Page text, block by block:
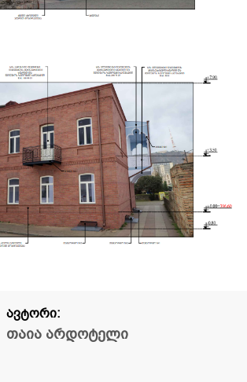
ავტორი:
თაია არდოტელი